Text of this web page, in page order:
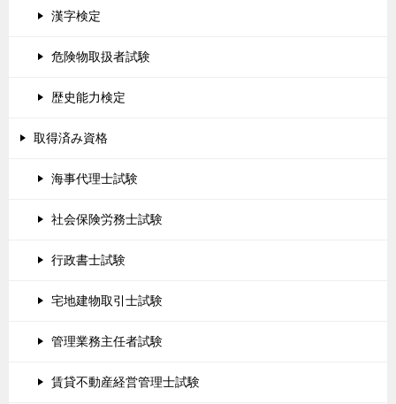
漢字検定
危険物取扱者試験
歴史能力検定
取得済み資格
海事代理士試験
社会保険労務士試験
行政書士試験
宅地建物取引士試験
管理業務主任者試験
賃貸不動産経営管理士試験